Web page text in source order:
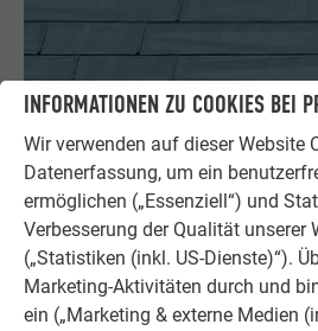
INFORMATIONEN ZU COOKIES BEI
Wir verwenden auf dieser Website
Datenerfassung, um ein
ermöglichen („Essenziell“) und
Verbesserung der Qualität unserer
(„Statistiken (inkl. US-Dienste)“).
Marketing-Aktivitäten durch und
ein („Marketing & externe Medien
PREFA DACHPANEEL FX.12